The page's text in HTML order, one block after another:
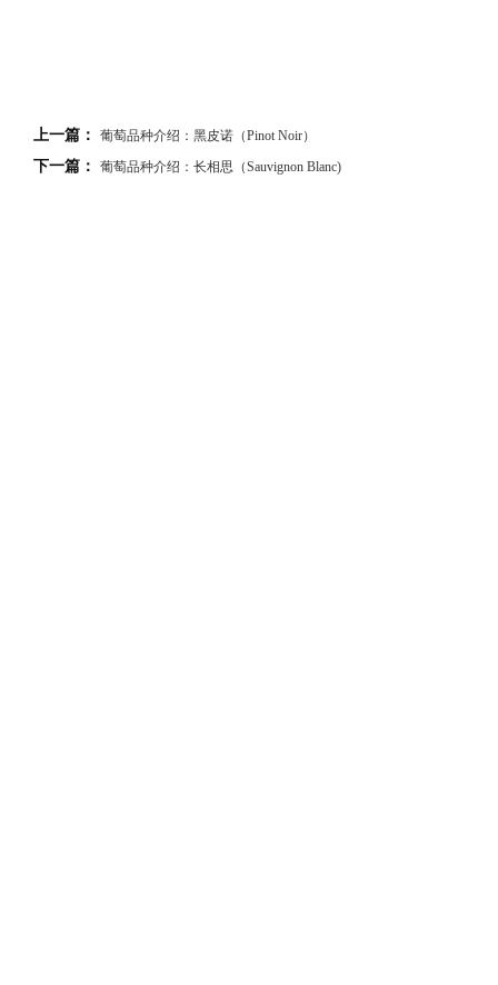
上一篇： 葡萄品种介绍：黑皮诺（Pinot Noir）
下一篇： 葡萄品种介绍：长相思（Sauvignon Blanc)